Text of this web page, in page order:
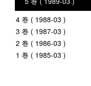
4 巻 ( 1988-03 )
3 巻 ( 1987-03 )
2 巻 ( 1986-03 )
1 巻 ( 1985-03 )